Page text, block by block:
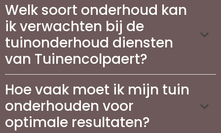
Welk soort onderhoud kan
ik verwachten bij de
tuinonderhoud diensten
van Tuinencolpaert?
Hoe vaak moet ik mijn tuin
onderhouden voor
optimale resultaten?